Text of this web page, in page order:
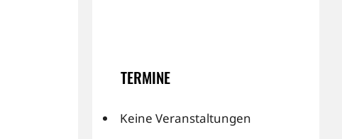
TERMINE
Keine Veranstaltungen